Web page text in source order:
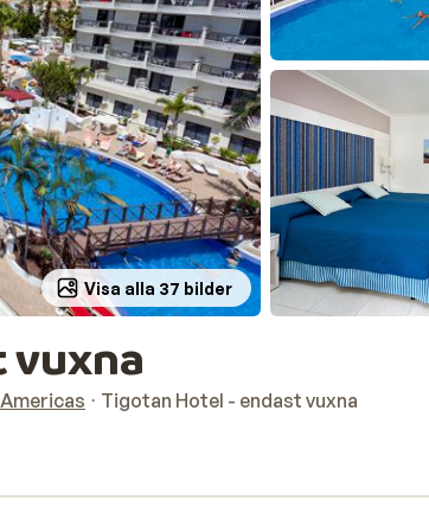
Visa alla 37 bilder
vuxna
Tigotan Hotel - endast vuxna